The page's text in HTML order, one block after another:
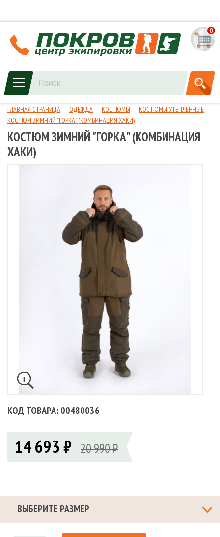
0
ГЛАВНАЯ СТРАНИЦА ОДЕЖДА КОСТЮМЫ
КОСТЮМЫ УТЕПЛЕННЫЕ
КОСТЮМ ЗИМНИЙ "ГОРКА" (КОМБИНАЦИЯ ХАКИ)
КОСТЮМ ЗИМНИЙ "ГОРКА" (КОМБИНАЦИЯ
ХАКИ)
КОД ТОВАРА: 00480036
14 693 ₽ 20 990 ₽
ВЫБЕРИТЕ РАЗМЕР